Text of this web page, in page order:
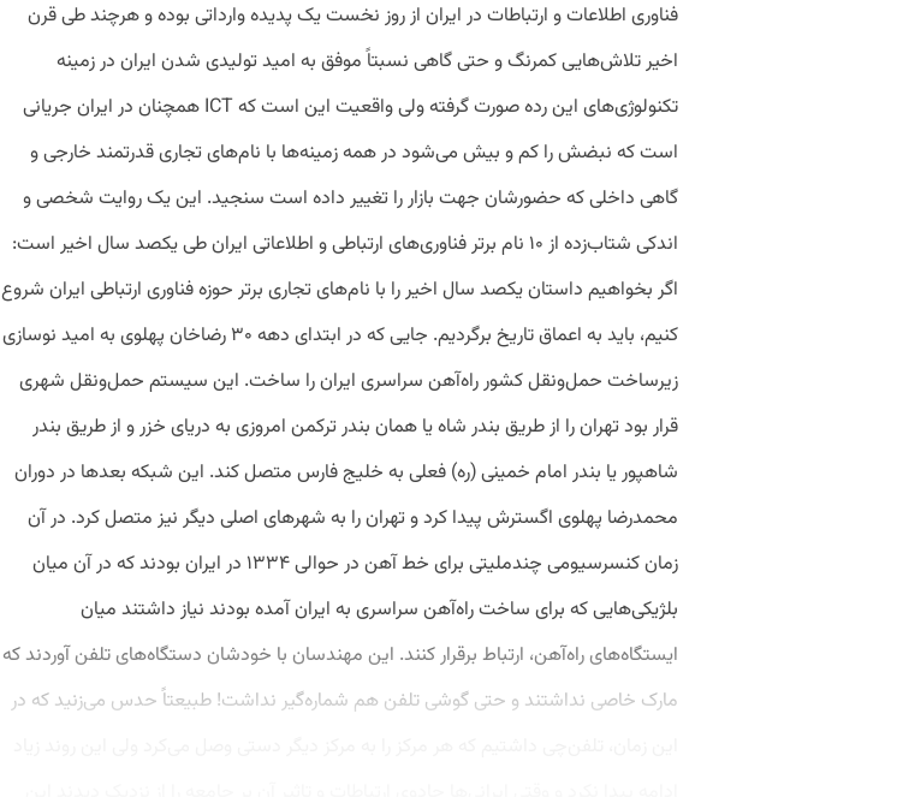
فناوری اطلاعات و ارتباطات در ایران از روز نخست یک پدیده وارداتی بوده و هرچند طی قرن
اخیر تلاش‌هایی کمرنگ و حتی گاهی نسبتاً موفق به امید تولیدی ‌شدن ایران در زمینه
تکنولوژی‌های این رده صورت گرفته ولی واقعیت این است که ICT همچنان در ایران جریانی
است که نبضش را کم و بیش می‌شود در همه زمینه‌ها با نام‌های تجاری قدرتمند خارجی و
گاهی داخلی که حضورشان جهت بازار را تغییر داده است سنجید. این یک روایت شخصی و
اندکی شتاب‌زده از ۱۰ نام برتر فناوری‌های ارتباطی و اطلاعاتی ایران طی یکصد سال اخیر است:
اگر بخواهیم داستان یکصد سال اخیر را با نام‌های تجاری برتر حوزه فناوری ارتباطی ایران شروع
کنیم، باید به اعماق تاریخ برگردیم. جایی که در ابتدای دهه ۳۰ رضاخان پهلوی به امید نوسازی
زیرساخت حمل‌ونقل کشور راه‌آهن سراسری ایران را ساخت. این سیستم حمل‌ونقل شهری
قرار بود تهران را از طریق بندر شاه یا همان بندر ترکمن امروزی به دریای خزر و از طریق بندر
شاهپور یا بندر امام خمینی (ره) فعلی به خلیج فارس متصل کند. این شبکه بعدها در دوران
محمدرضا پهلوی اگسترش پیدا کرد و تهران را به شهرهای اصلی دیگر نیز متصل کرد. در آن
زمان کنسرسیومی چندملیتی برای خط آهن در حوالی ۱۳۳۴ در ایران بودند که در آن میان
بلژیکی‌هایی که برای ساخت راه‌آهن سراسری به ایران آمده بودند نیاز داشتند میان
ایستگاه‌های راه‌آهن، ارتباط برقرار کنند. این مهندسان با خودشان دستگاه‌های تلفن آوردند که
مارک خاصی نداشتند و حتی گوشی تلفن هم شماره‌گیر نداشت! طبیعتاً حدس می‌زنید که در